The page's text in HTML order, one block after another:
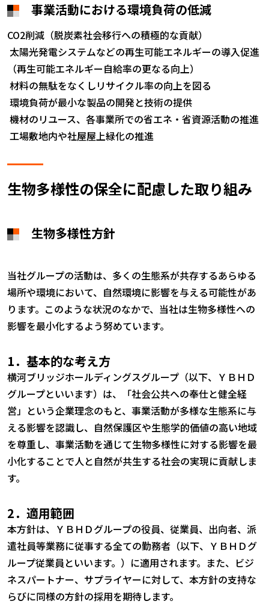
事業活動における環境負荷の低減
CO2削減（脱炭素社会移行への積極的な貢献）
太陽光発電システムなどの再生可能エネルギーの導入促進
（再生可能エネルギー自給率の更なる向上）
材料の無駄をなくしリサイクル率の向上を図る
環境負荷が最小な製品の開発と技術の提供
機材のリユース、各事業所での省エネ・省資源活動の推進
工場敷地内や社屋屋上緑化の推進
生物多様性の保全に配慮した取り組み
生物多様性方針
当社グループの活動は、多くの生態系が共存するあらゆる
場所や環境において、自然環境に影響を与える可能性があ
ります。このような状況のなかで、当社は生物多様性への
影響を最小化するよう努めています。
1．基本的な考え方
横河ブリッジホールディングスグループ（以下、ＹＢＨＤ
グループといいます）は、「社会公共への奉仕と健全経
営」という企業理念のもと、事業活動が多様な生態系に与
える影響を認識し、自然保護区や生態学的価値の高い地域
を尊重し、事業活動を通じて生物多様性に対する影響を最
小化することで人と自然が共生する社会の実現に貢献しま
す。
2．適用範囲
本方針は、ＹＢＨＤグループの役員、従業員、出向者、派
遣社員等業務に従事する全ての勤務者（以下、ＹＢＨＤグ
ループ従業員といいます。）に適用されます。また、ビジ
ネスパートナー、サプライヤーに対して、本方針の支持な
らびに同様の方針の採用を期待します。